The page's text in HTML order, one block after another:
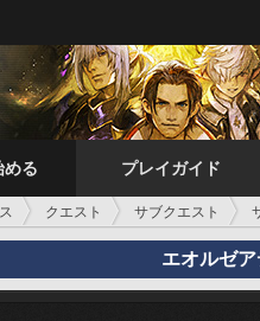
める プレイガイド
クエスト サブクエスト
エオルゼ